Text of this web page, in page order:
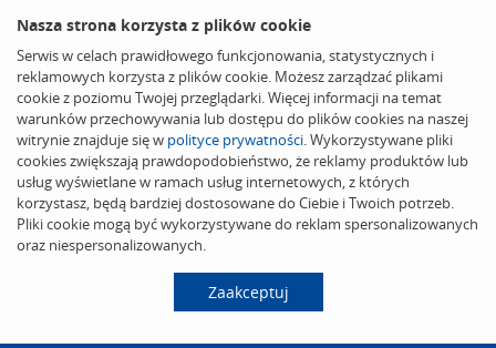
Nasza strona korzysta z plików cookie
Serwis w celach prawidłowego funkcjonowania, statystycznych i
reklamowych korzysta z plików cookie. Możesz zarządzać plikami
cookie z poziomu Twojej przeglądarki. Więcej informacji na temat
warunków przechowywania lub dostępu do plików cookies na naszej
witrynie znajduje się w polityce prywatności. Wykorzystywane pliki
cookies zwiększają prawdopodobieństwo, że reklamy produktów lub
usług wyświetlane w ramach usług internetowych, z których
korzystasz, będą bardziej dostosowane do Ciebie i Twoich potrzeb.
Pliki cookie mogą być wykorzystywane do reklam spersonalizowanych
oraz niespersonalizowanych.
Zaakceptuj